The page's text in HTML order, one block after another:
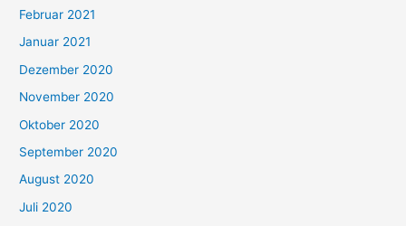
Februar 2021
Januar 2021
Dezember 2020
November 2020
Oktober 2020
September 2020
August 2020
Juli 2020